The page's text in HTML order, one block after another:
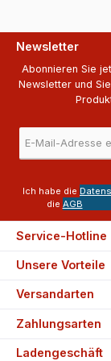
Newsletter
Abonnieren Sie
Newsletter und
Ich habe die
die AGB
Service-Hotline
Unsere Vorteile
Versandarten
Zahlungsarten
Ladengeschäft